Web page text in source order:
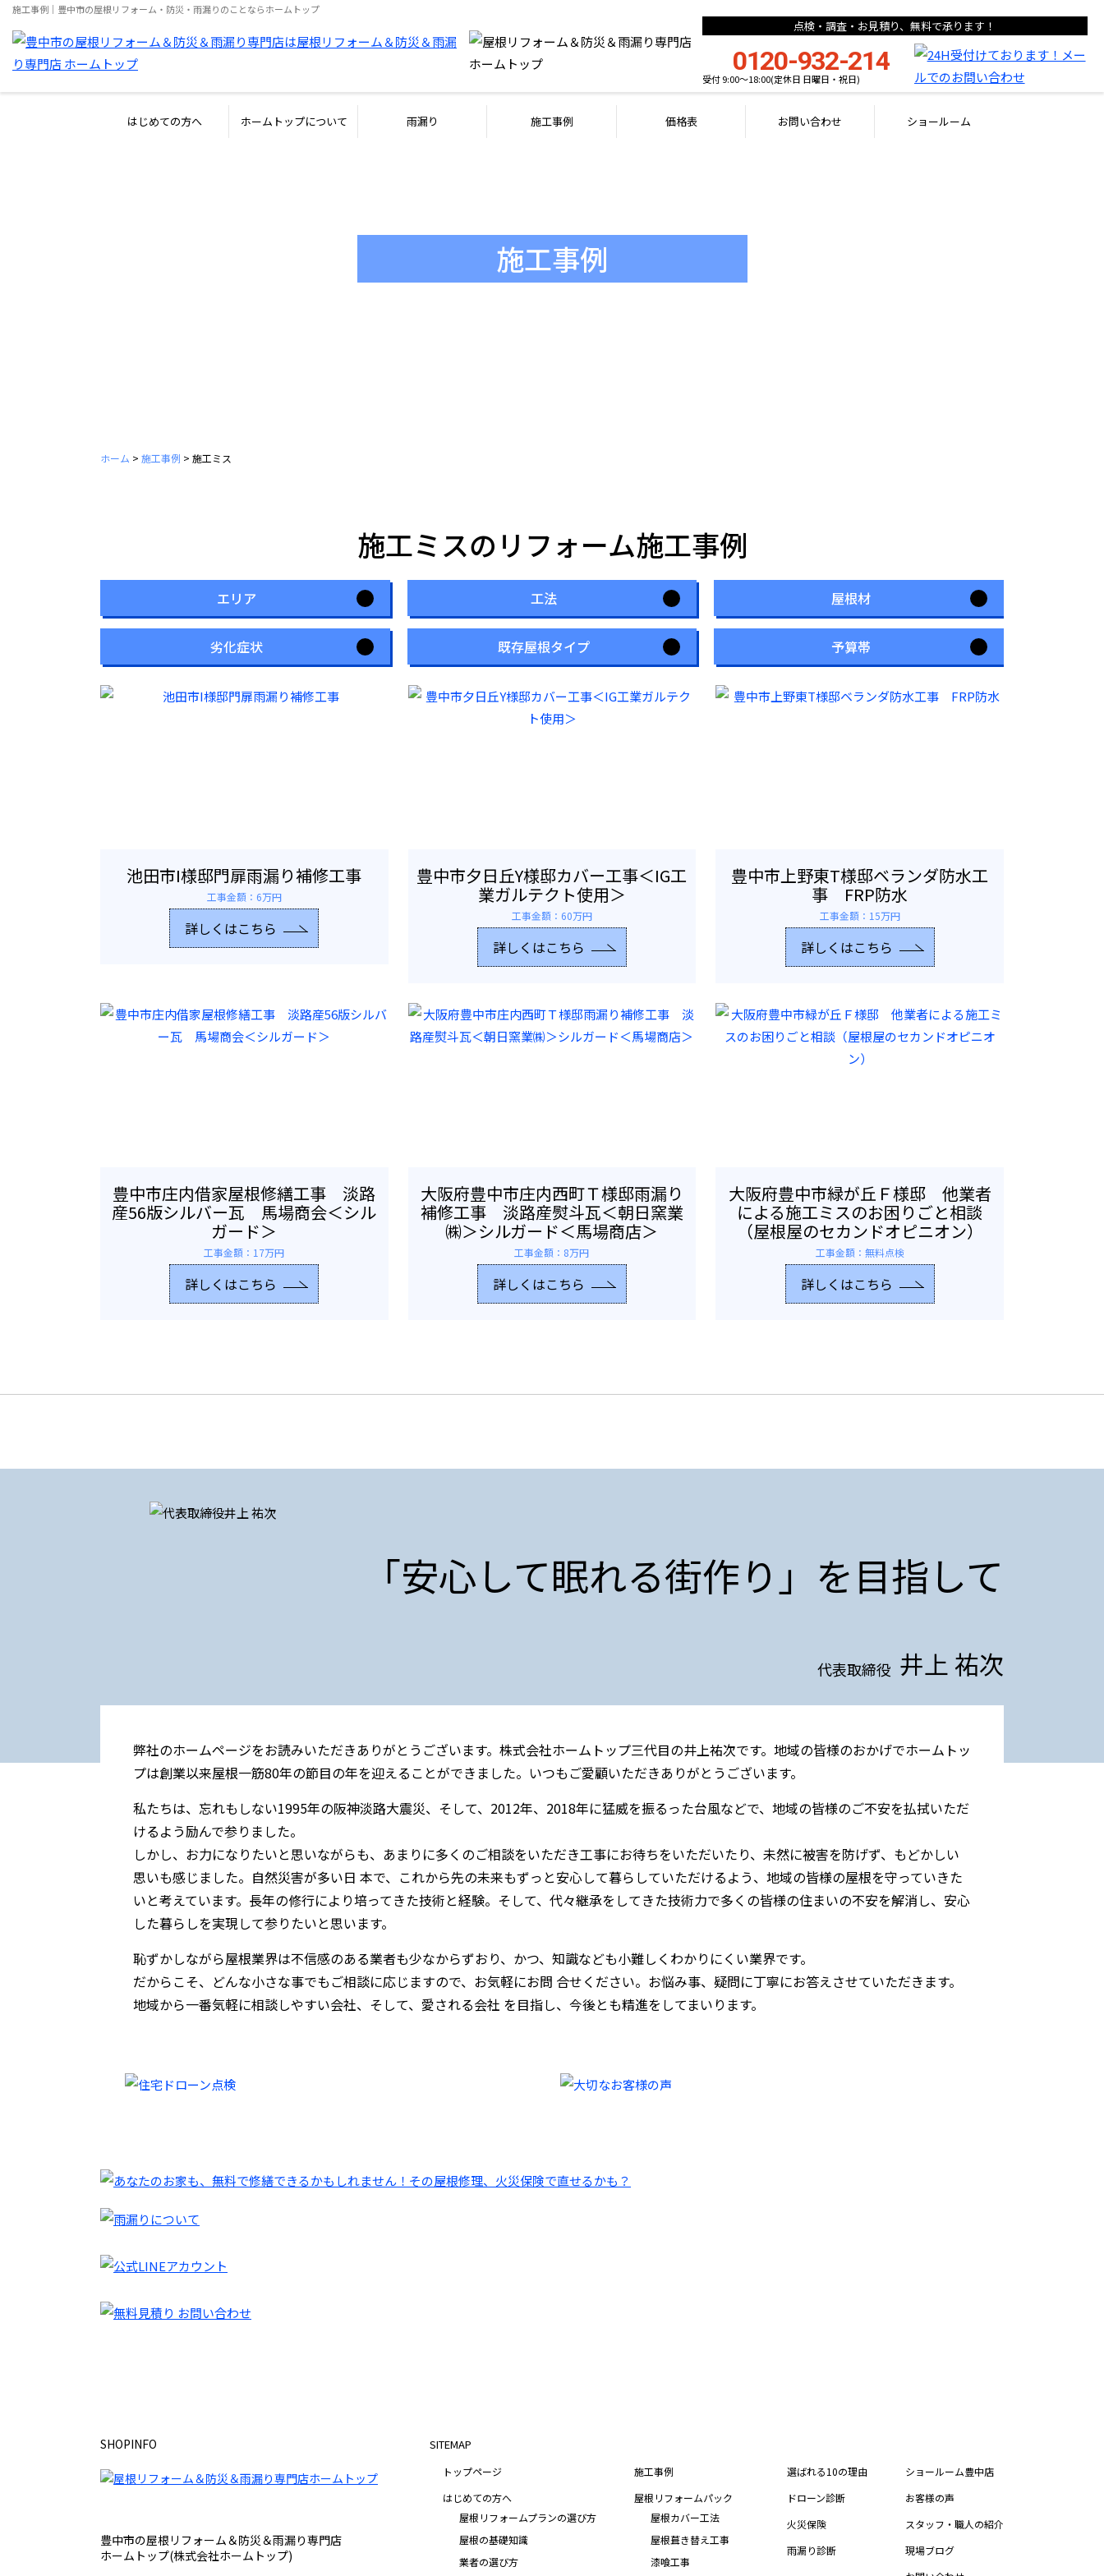
施工事例｜豊中市の屋根リフォーム・防災・雨漏りのことならホームトップ
点検・調査・お見積り、無料で承ります！
0120-932-214
受付 9:00〜18:00(定休日 日曜日・祝日)
はじめての方へ ホームトップについて 雨漏り 施工事例 価格表 お問い合わせ ショールーム
施工事例
ホーム > 施工事例 > 施工ミス
施工ミスのリフォーム施工事例
エリア 工法 屋根材
劣化症状 既存屋根タイプ 予算帯
池田市I様邸門扉雨漏り補修工事
工事金額：6万円
詳しくはこちら
豊中市夕日丘Y様邸カバー工事＜IG工
業ガルテクト使用＞
工事金額：60万円
詳しくはこちら
豊中市上野東T様邸ベランダ防水工
事 FRP防水
工事金額：15万円
詳しくはこちら
豊中市庄内借家屋根修繕工事 淡路
産56版シルバー瓦 馬場商会＜シル
ガード＞
工事金額：17万円
詳しくはこちら
大阪府豊中市庄内西町Ｔ様邸雨漏り
補修工事 淡路産熨斗瓦＜朝日窯業
㈱＞シルガード＜馬場商店＞
工事金額：8万円
詳しくはこちら
大阪府豊中市緑が丘Ｆ様邸 他業者
による施工ミスのお困りごと相談
（屋根屋のセカンドオピニオン）
工事金額：無料点検
詳しくはこちら
「安心して眠れる街作り」を目指して
代表取締役 井上 祐次
弊社のホームページをお読みいただきありがとうございます。株式会社ホームトップ三代目の井上祐次です。地域の皆様のおかげでホームトッ
プは創業以来屋根一筋80年の節目の年を迎えることができました。いつもご愛顧いただきありがとうございます。
私たちは、忘れもしない1995年の阪神淡路大震災、そして、2012年、2018年に猛威を振るった台風などで、地域の皆様のご不安を払拭いただ
けるよう励んで参りました。
しかし、お力になりたいと思いながらも、あまりに多くのご相談をいただき工事にお待ちをいただいたり、未然に被害を防げず、もどかしい
思いも感じました。自然災害が多い日 本で、これから先の未来もずっと安心して暮らしていただけるよう、地域の皆様の屋根を守っていきた
いと考えています。長年の修行により培ってきた技術と経験。そして、代々継承をしてきた技術力で多くの皆様の住まいの不安を解消し、安心
した暮らしを実現して参りたいと思います。
恥ずかしながら屋根業界は不信感のある業者も少なからずおり、かつ、知識なども小難しくわかりにくい業界です。
だからこそ、どんな小さな事でもご相談に応じますので、お気軽にお問 合せください。お悩み事、疑問に丁寧にお答えさせていただきます。
地域から一番気軽に相談しやすい会社、そして、愛される会社 を目指し、今後とも精進をしてまいります。
SHOPINFO
豊中市の屋根リフォーム＆防災＆雨漏り専門店
ホームトップ(株式会社ホームトップ)
SITEMAP
トップページ
はじめての方へ
屋根リフォームプランの選び方
屋根の基礎知識
業者の選び方
施工事例
屋根リフォームパック
屋根カバー工法
屋根葺き替え工事
漆喰工事
選ばれる10の理由
ドローン診断
火災保険
雨漏り診断
ショールーム豊中店
お客様の声
スタッフ・職人の紹介
現場ブログ